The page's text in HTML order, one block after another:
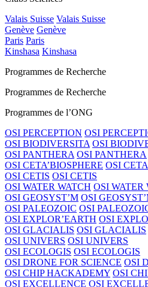
Valais Suisse Valais Suisse
Genève Genève
Paris Paris
Kinshasa Kinshasa
Programmes de Recherche
Programmes de Recherche
Programmes de l’ONG
OSI PERCEPTION OSI
OSI BIODIVERSITA OSI
OSI PANTHERA OSI PANTHERA
OSI CETA’BIOSPHERE OSI
OSI CETIS OSI CETIS
OSI WATER WATCH OSI WATER
OSI GEOSYST’M OSI
OSI PALEOZOIC OSI
OSI EXPLOR’EARTH OSI
OSI GLACIALIS OSI GLACIALIS
OSI UNIVERS OSI UNIVERS
OSI ECOLOGIS OSI ECOLOGIS
OSI DRONE FOR SCIENCE OSI
OSI CHIP HACKADEMY OSI
OSI EXCELLENCE OSI